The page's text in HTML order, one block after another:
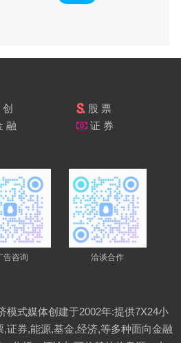
股 票
融
证 券
告咨询 洽谈合作
模式媒体创建于2002年:提供7X24小
证券,能源,基金,经济,等多种面向金融